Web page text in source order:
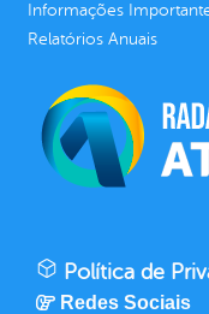
Informações
Relatórios Anuais
Política de
Redes Sociais